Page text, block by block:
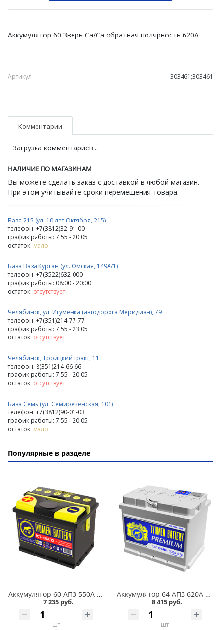
Аккумулятор 60 Зверь Ca/Ca обратная полярность 620А
Артикул 303461;303461
Комментарии
Загрузка комментариев...
НАЛИЧИЕ ПО МАГАЗИНАМ
Вы можете сделать заказ с доставкой в любой магазин.
При этом учитывайте сроки перемещения товара.
База 215 (ул. 10 лет Октября, 215)
телефон: +7(3812)32-91-00
график работы: 7:55 - 20:05
остаток: мало
База Ваза Курган (ул. Омская, 149А/1)
телефон: +7(3522)632-000
график работы: 08:00 - 20:00
остаток: отсутствует
Челябинск, ул. Игуменка (автодорога Меридиан), 79
телефон: +7(351)214-77-77
график работы: 7:55 - 23:05
остаток: отсутствует
Челябинск, Троицкий тракт, 11
телефон: 8(351)214-66-66
график работы: 7:55 - 20:05
остаток: отсутствует
База Семь (ул. Семиреченская, 101)
телефон: +7(3812)90-01-03
график работы: 7:55 - 20:05
остаток: мало
Популярные в разделе
Аккумулятор 60 АПЗ 550А в Кургане
7 235 руб.
шт
Аккумулятор 64 АПЗ 620А в Кургане
8 415 руб.
шт